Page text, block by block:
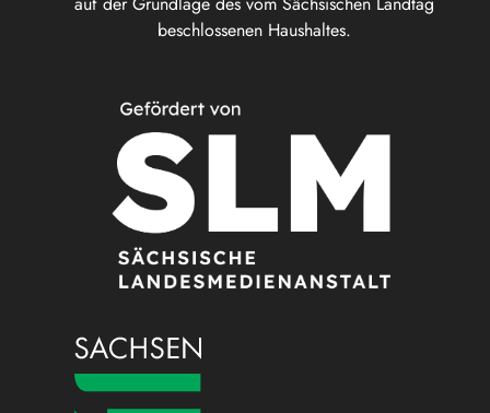
beschlossenen Haushaltes.